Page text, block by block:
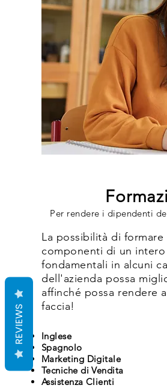
Per rendere i dipendenti
La possibilità di
componenti di un
fondamentali in alcuni
dell'azienda possa
affinché possa rendere
faccia!
Inglese
Spagnolo
Marketing Digitale
Tecniche di Vendita
Assistenza Clienti
REVIEWS